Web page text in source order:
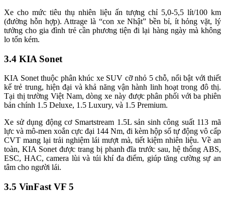
Xe cho mức tiêu thụ nhiên liệu ấn tượng chỉ 5,0-5,5 lít/100 km
(đường hỗn hợp). Attrage là “con xe Nhật” bền bỉ, ít hỏng vặt, lý
tưởng cho gia đình trẻ cần phương tiện đi lại hàng ngày mà không
lo tốn kém.
3.4 KIA Sonet
KIA Sonet thuộc phân khúc xe SUV cỡ nhỏ 5 chỗ, nổi bật với thiết
kế trẻ trung, hiện đại và khả năng vận hành linh hoạt trong đô thị.
Tại thị trường Việt Nam, dòng xe này được phân phối với ba phiên
bản chính 1.5 Deluxe, 1.5 Luxury, và 1.5 Premium.
Xe sử dụng động cơ Smartstream 1.5L sản sinh công suất 113 mã
lực và mô-men xoắn cực đại 144 Nm, đi kèm hộp số tự động vô cấp
CVT mang lại trải nghiệm lái mượt mà, tiết kiệm nhiên liệu. Về an
toàn, KIA Sonet được trang bị phanh đĩa trước sau, hệ thống ABS,
ESC, HAC, camera lùi và túi khí đa điểm, giúp tăng cường sự an
tâm cho người lái.
3.5 VinFast VF 5